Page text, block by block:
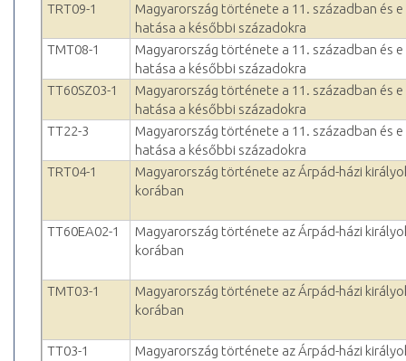
TRT09-1
Magyarország története a 11. században és e
hatása a későbbi századokra
TMT08-1
Magyarország története a 11. században és e
hatása a későbbi századokra
TT60SZ03-1
Magyarország története a 11. században és e
hatása a későbbi századokra
TT22-3
Magyarország története a 11. században és e
hatása a későbbi századokra
TRT04-1
Magyarország története az Árpád-házi
korában
TT60EA02-1
Magyarország története az Árpád-házi
korában
TMT03-1
Magyarország története az Árpád-házi
korában
TT03-1
Magyarország története az Árpád-házi